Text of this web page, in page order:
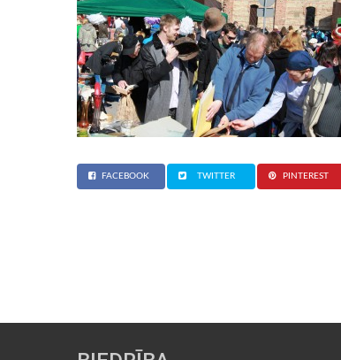
FACEBOOK TWITTER PINTEREST